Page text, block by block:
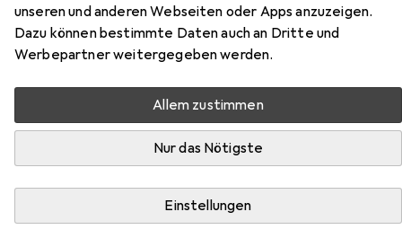
unseren und anderen Webseiten oder Apps anzuzeigen.
Dazu können bestimmte Daten auch an Dritte und
Werbepartner weitergegeben werden.
Allem zustimmen
Nur das Nötigste
Einstellungen
Hier findest du passendes Zubehör zum Produkt LG
Hotel-TV 28LT661H 28 aus der Kategorie Videokabel.
Relevanz
DigitecHDMI-HDMI 2.1